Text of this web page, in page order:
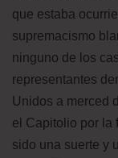
que estaba
supremacismo
ninguno de los
representantes
Unidos a merced
el Capitolio por la
sido una suerte y